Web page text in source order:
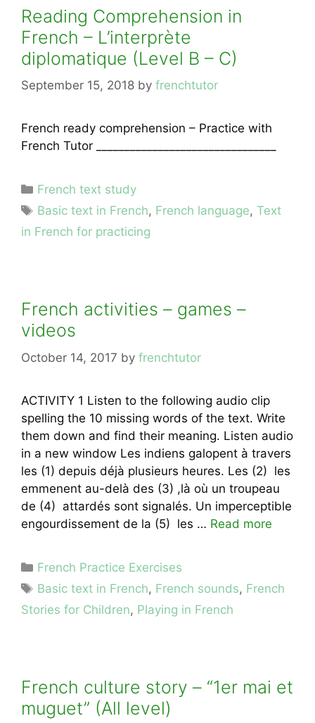
Reading Comprehension in
French – L’interprète
diplomatique (Level B – C)
September 15, 2018 by frenchtutor
French ready comprehension – Practice with
French Tutor ________________________________
Categories
French text study
Tags
Basic text in French, French language, Text
in French for practicing
French activities – games –
videos
October 14, 2017 by frenchtutor
ACTIVITY 1 Listen to the following audio clip
spelling the 10 missing words of the text. Write
them down and find their meaning. Listen audio
in a new window Les indiens galopent à travers
les (1) depuis déjà plusieurs heures. Les (2) les
emmenent au-delà des (3) ,là où un troupeau
de (4) attardés sont signalés. Un imperceptible
engourdissement de la (5) les … Read more
Categories
French Practice Exercises
Tags
Basic text in French, French sounds, French
Stories for Children, Playing in French
French culture story – “1er mai et
muguet” (All level)